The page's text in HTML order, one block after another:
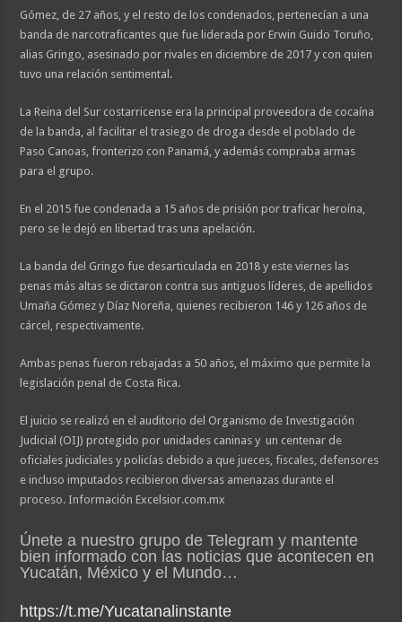
Gómez, de 27 años, y el resto de los condenados, pertenecían a una
banda de narcotraficantes que fue liderada por Erwin Guido Toruño,
alias Gringo, asesinado por rivales en diciembre de 2017 y con quien
tuvo una relación sentimental.
La Reina del Sur costarricense era la principal proveedora de cocaína
de la banda, al facilitar el trasiego de droga desde el poblado de
Paso Canoas, fronterizo con Panamá, y además compraba armas
para el grupo.
En el 2015 fue condenada a 15 años de prisión por traficar heroína,
pero se le dejó en libertad tras una apelación.
La banda del Gringo fue desarticulada en 2018 y este viernes las
penas más altas se dictaron contra sus antiguos líderes, de apellidos
Umaña Gómez y Díaz Noreña, quienes recibieron 146 y 126 años de
cárcel, respectivamente.
Ambas penas fueron rebajadas a 50 años, el máximo que permite la
legislación penal de Costa Rica.
El juicio se realizó en el auditorio del Organismo de Investigación
Judicial (OIJ) protegido por unidades caninas y un centenar de
oficiales judiciales y policías debido a que jueces, fiscales, defensores
e incluso imputados recibieron diversas amenazas durante el
proceso. Información Excelsior.com.mx
Únete a nuestro grupo de Telegram y mantente
bien informado con las noticias que acontecen en
Yucatán, México y el Mundo…
https://t.me/Yucatanalinstante